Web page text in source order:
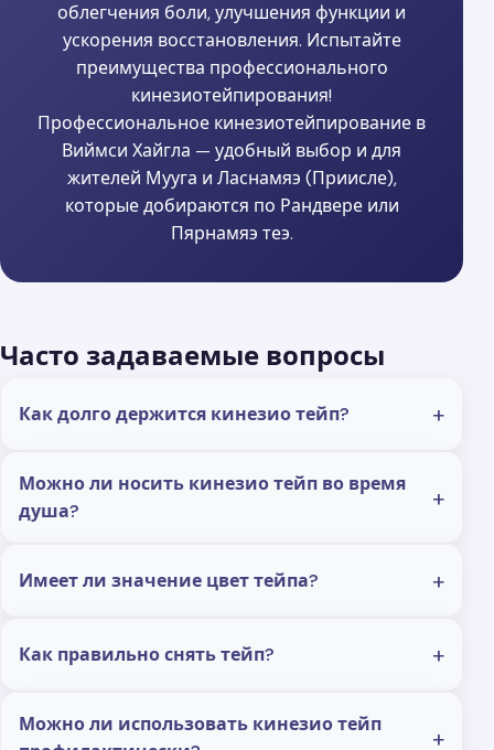
облегчения боли, улучшения функции и
ускорения восстановления. Испытайте
преимущества профессионального
кинезиотейпирования!
Профессиональное кинезиотейпирование в
Виймси Хайгла — удобный выбор и для
жителей Мууга и Ласнамяэ (Приисле),
которые добираются по Рандвере или
Пярнамяэ теэ.
Часто задаваемые вопросы
Как долго держится кинезио тейп?
Можно ли носить кинезио тейп во время
душа?
Имеет ли значение цвет тейпа?
Как правильно снять тейп?
Можно ли использовать кинезио тейп